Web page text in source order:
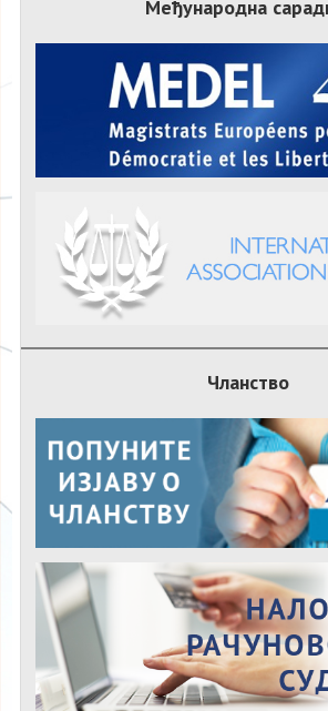
Међународна
Чланство